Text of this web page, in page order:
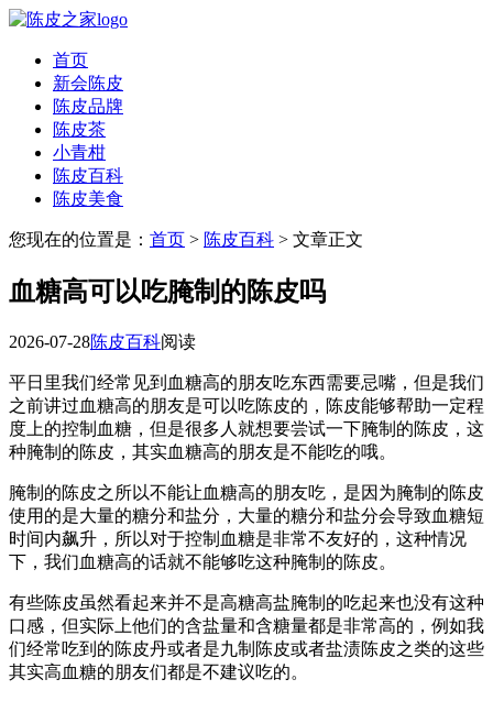
首页
新会陈皮
陈皮品牌
陈皮茶
小青柑
陈皮百科
陈皮美食
您现在的位置是： 首页 > 陈皮百科 > 文章正文
血糖高可以吃腌制的陈皮吗
2026-07-28陈皮百科阅读
平日里我们经常见到血糖高的朋友吃东西需要忌嘴，但是我们
之前讲过血糖高的朋友是可以吃陈皮的，陈皮能够帮助一定程
度上的控制血糖，但是很多人就想要尝试一下腌制的陈皮，这
种腌制的陈皮，其实血糖高的朋友是不能吃的哦。
腌制的陈皮之所以不能让血糖高的朋友吃，是因为腌制的陈皮
使用的是大量的糖分和盐分，大量的糖分和盐分会导致血糖短
时间内飙升，所以对于控制血糖是非常不友好的，这种情况
下，我们血糖高的话就不能够吃这种腌制的陈皮。
有些陈皮虽然看起来并不是高糖高盐腌制的吃起来也没有这种
口感，但实际上他们的含盐量和含糖量都是非常高的，例如我
们经常吃到的陈皮丹或者是九制陈皮或者盐渍陈皮之类的这些
其实高血糖的朋友们都是不建议吃的。